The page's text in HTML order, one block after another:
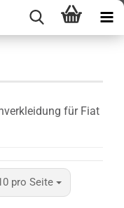
für Fiat
pro Seite
Seite